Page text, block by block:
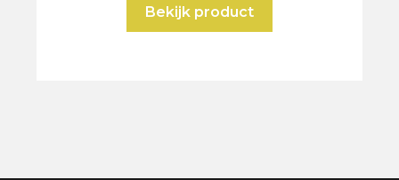
Bekijk product